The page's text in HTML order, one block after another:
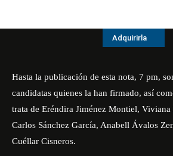
Adquirirla
Hasta la publicación de esta nota, 7 pm,
candidatas quienes la han firmado, así
trata de Eréndira Jiménez Montiel, Viviana
Carlos Sánchez García, Anabell Ávalos
Cuéllar Cisneros.